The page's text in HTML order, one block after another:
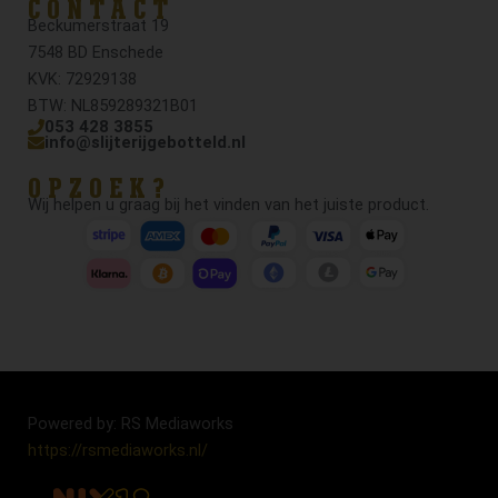
CONTACT
Beckumerstraat 19
7548 BD Enschede
KVK: 72929138
BTW: NL859289321B01
053 428 3855
info@slijterijgebotteld.nl
OPZOEK?
Wij helpen u graag bij het vinden van het juiste product.
Powered by: RS Mediaworks
https://rsmediaworks.nl/